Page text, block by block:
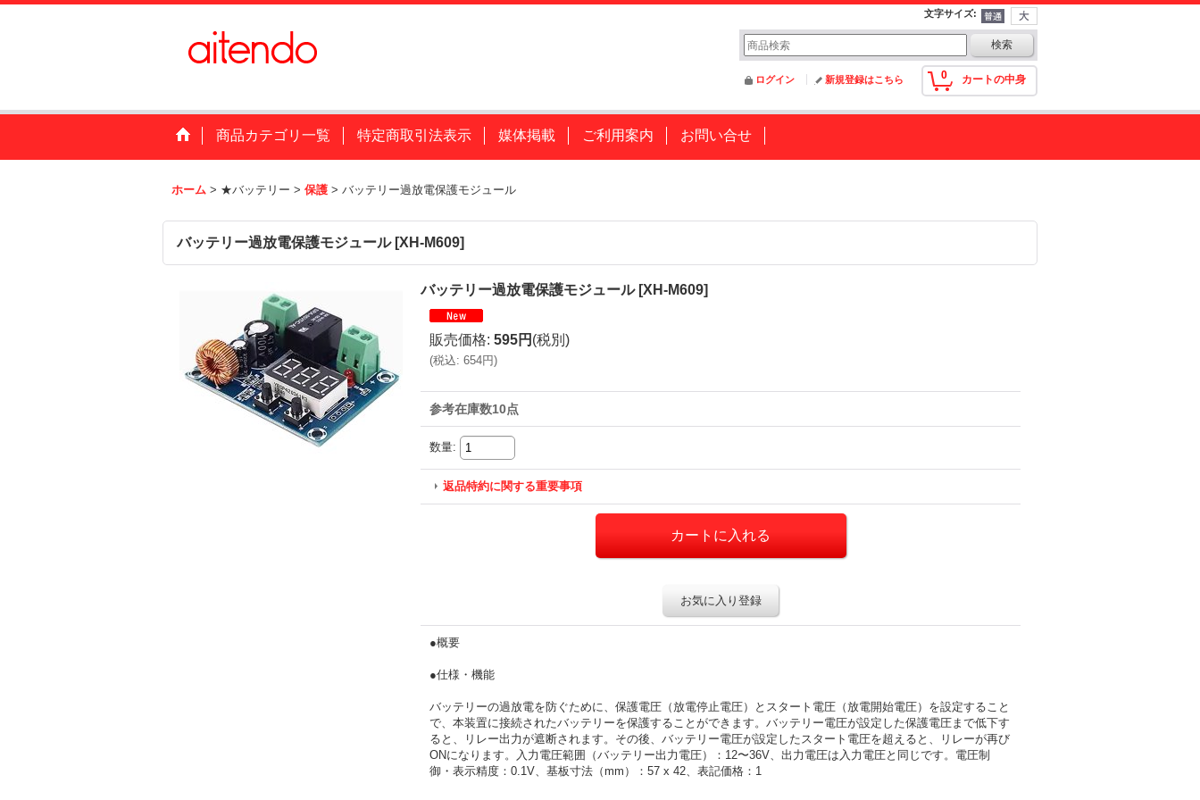
文字サイズ:
0 カートの中身
ログイン 新規登録はこちら
商品カテゴリ一覧 特定商取引法表示 媒体掲載 ご利用案内 お問い合せ
ホーム > ★バッテリー > 保護 > バッテリー過放電保護モジュール
バッテリー過放電保護モジュール [XH-M609]
バッテリー過放電保護モジュール [XH-M609]
販売価格: 595円 (税別)
(税込: 654円)
参考在庫数10点
数量:
返品特約に関する重要事項
お気に入り登録
●概要
●仕様・機能
バッテリーの過放電を防ぐために、保護電圧（放電停止電圧）とスタート電圧（放電開始電圧）を設定すること
で、本装置に接続されたバッテリーを保護することができます。バッテリー電圧が設定した保護電圧まで低下す
ると、リレー出力が遮断されます。その後、バッテリー電圧が設定したスタート電圧を超えると、リレーが再び
ONになります。入力電圧範囲（バッテリー出力電圧）：12〜36V、出力電圧は入力電圧と同じです。電圧制
御・表示精度：0.1V、基板寸法（mm）：57 x 42、表記価格：1